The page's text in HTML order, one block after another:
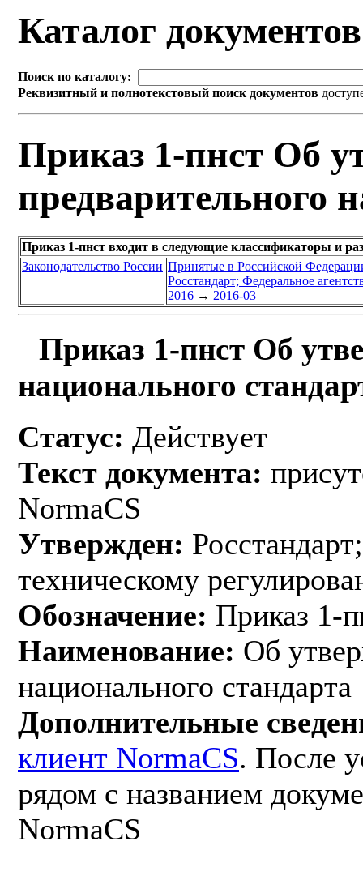
Каталог
Поиск по каталогу:
Реквизитный и полнотекстовый поиск документов
Приказ 1-пнст Об
предварительного
Приказ 1-пнст входит в следующие классификаторы и
Законодательство России Принятые в Российской
Росстандарт; Федеральное
2016 → 2016-03
Приказ 1-пнст Об
национального
Статус: Действует
Текст документа:
NormaCS
Утвержден:
техническому
Обозначение: Приказ 1-
Наименование: Об
национального стандарта
Дополнительные
клиент NormaCS. После
рядом с названием
NormaCS